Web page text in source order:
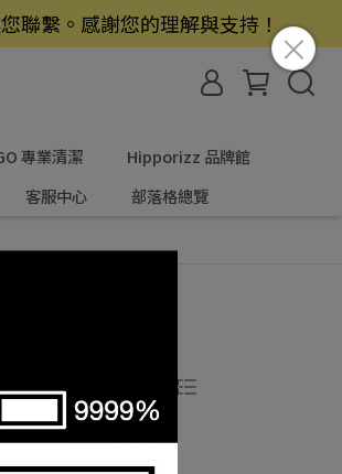
聯繫。感謝您的理解與支持！
專業清潔
Hipporizz 品牌館
客服中心 部落格總覽